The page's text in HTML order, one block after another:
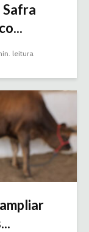
leitura